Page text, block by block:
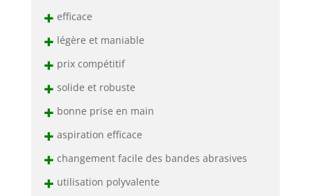
+ efficace
+ légère et maniable
+ prix compétitif
+ solide et robuste
+ bonne prise en main
+ aspiration efficace
+ changement facile des bandes abrasives
+ utilisation polyvalente